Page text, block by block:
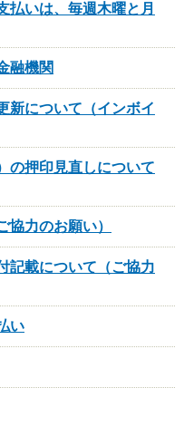
払いは、毎週木曜と月
融機関
新について（インボイ
の押印見直しについて
協力のお願い）
記載について（ご協力
い